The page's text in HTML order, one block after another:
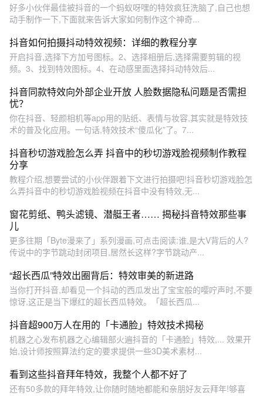
好多小伙伴最佳被抖音的一个蚂蚁呀嘿的特效疯狂洗脑了,自己也想
动手制作一下,下面就来告诉大家如何制作这个神奇...
抖音如何拍摄抖动特效视频：详细的教程分享
开启抖音,选择下方加号图标。2、选择相册后,选择需要剪辑的视
频。3、找到特效图标。4、在动感里面选择抖动特效后...
抖音同款特效向外部企业开放 人脸数据隐私问题是否需担
忧？
你在抖音、轻颜相机等app用的贴纸、表情与妆容,其实就是特效技
术的普及化应用。一句话,特效技术“傻瓜化”了。7...
抖音秒切游戏脸怎么弄 抖音中的秒切游戏脸视频制作教程
分享
教程介绍,想要尝试的小伙伴跟着下文进行拍摄吧!抖音秒切游戏脸怎
么弄抖音中的秒切游戏脸视频在抖音中没有特效,无...
窗花剪纸、鸭头滤镜、潜艇王者…… 揭秘抖音特效那些事
儿
更多往期「Byte漫来了」系列漫画,可点击阅读:谁,是大V背后的人?
传说中的字节跳动封闭项目,居然长这样?字节跳动产...
“超长西瓜”特效出圈背后：特效审美的新进路
当你打开抖音,却看见一个抖动的西瓜发出了宝宝般的嘤咛声时,不要
惊讶,这正是当下爆红的超长西瓜特效。「超长西瓜...
抖音超900万人在用的「卡通脸」特效技术揭秘
机器之心发布机器之心编辑部火遍抖音的「卡通脸」特效,... 效果开
始,设计师按照算法约定的要求提供一些3D美术素材...
看到这些抖音拜年特效，我整个人都不好了
还有50多款的拜年特效,让你随时随地都能和亲朋好友云拜年!够喜